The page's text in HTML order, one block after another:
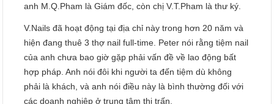
anh M.Q.Pham là Giám đốc, còn chị V.T.Pham là thư ký.
V.Nails đã hoạt động tại địa chỉ này trong hơn 20 năm và
hiện đang thuê 3 thợ nail full-time. Peter nói rằng tiệm nail
của anh chưa bao giờ gặp phải vấn đề về lao động bất
hợp pháp. Anh nói đôi khi người ta đến tiệm dù không
phải là khách, và anh nói điều này là bình thường đối với
các doanh nghiệp ở trung tâm thị trấn.